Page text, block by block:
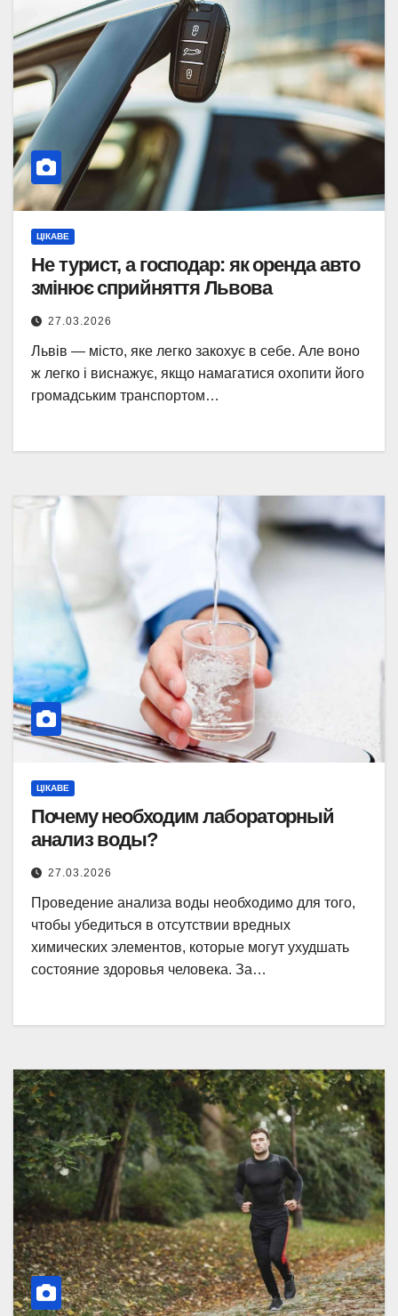
ЦІКАВЕ
Не турист, а господар: як оренда авто
змінює сприйняття Львова
27.03.2026
Львів — місто, яке легко закохує в себе. Але воно
ж легко і виснажує, якщо намагатися охопити його
громадським транспортом…
ЦІКАВЕ
Почему необходим лабораторный
анализ воды?
27.03.2026
Проведение анализа воды необходимо для того,
чтобы убедиться в отсутствии вредных
химических элементов, которые могут ухудшать
состояние здоровья человека. За…